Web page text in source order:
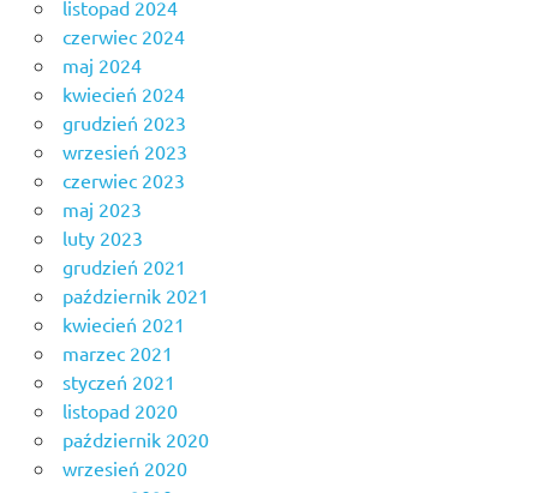
listopad 2024
czerwiec 2024
maj 2024
kwiecień 2024
grudzień 2023
wrzesień 2023
czerwiec 2023
maj 2023
luty 2023
grudzień 2021
październik 2021
kwiecień 2021
marzec 2021
styczeń 2021
listopad 2020
październik 2020
wrzesień 2020